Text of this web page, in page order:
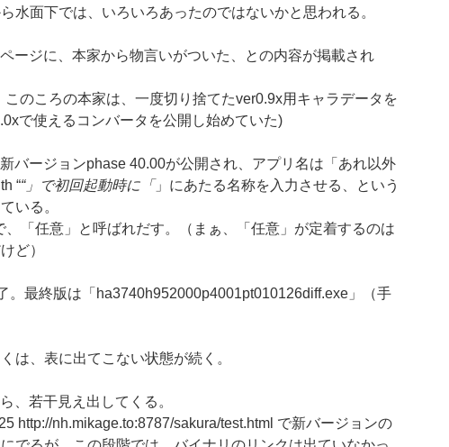
水面下では、いろいろあったのではないかと思われる。
ージに、本家から物言いがついた、との内容が掲載され
このころの本家は、一度切り捨てたver0.9x用キャラデータを
で使えるコンバータを公開し始めていた)
バージョンphase 40.00が公開され、アプリ名は「あれ以外
““」で初回起動時に「 」にあたる名称を入力させる、という
いる。
、「任意」と呼ばれだす。（まぁ、「任意」が定着するのは
ど）
。最終版は「ha3740h952000p4001pt010126diff.exe」（手
は、表に出てこない状態が続く。
、若干見え出してくる。
http://nh.mikage.to:8787/sakura/test.html で新バージョンの